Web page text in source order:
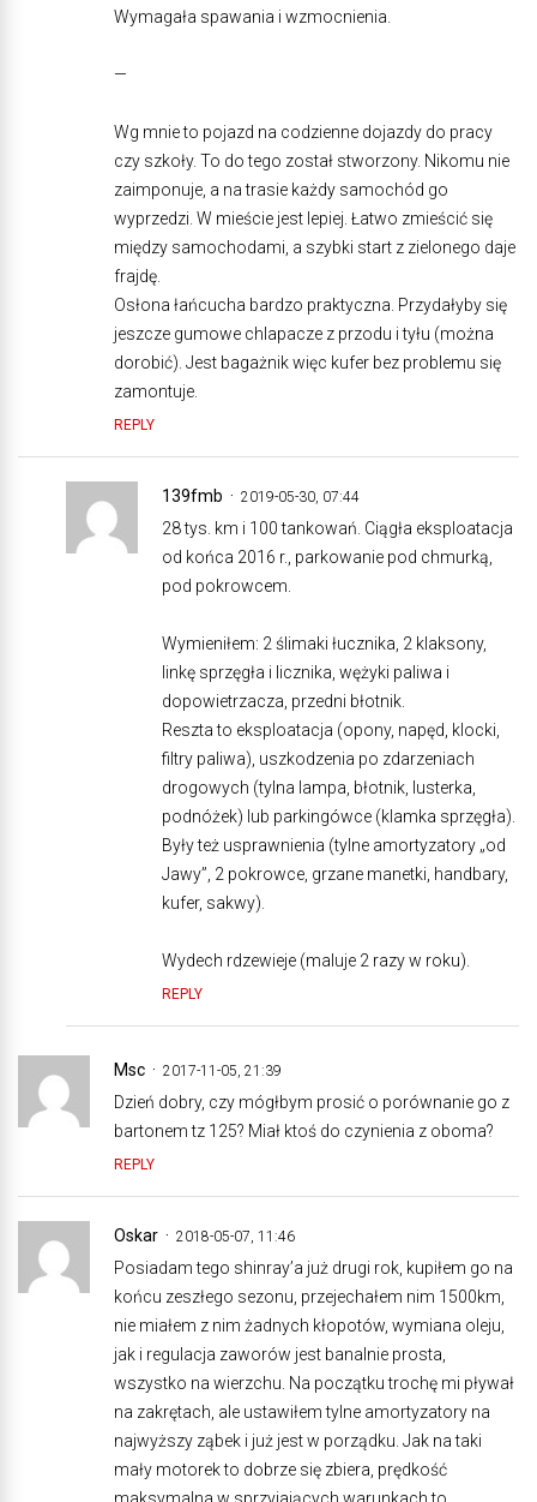
Wymagała spawania i wzmocnienia.
—
Wg mnie to pojazd na codzienne dojazdy do pracy
czy szkoły. To do tego został stworzony. Nikomu nie
zaimponuje, a na trasie każdy samochód go
wyprzedzi. W mieście jest lepiej. Łatwo zmieścić się
między samochodami, a szybki start z zielonego daje
frajdę.
Osłona łańcucha bardzo praktyczna. Przydałyby się
jeszcze gumowe chlapacze z przodu i tyłu (można
dorobić). Jest bagażnik więc kufer bez problemu się
zamontuje.
REPLY
139fmb 2019-05-30, 07:44
28 tys. km i 100 tankowań. Ciągła eksploatacja
od końca 2016 r., parkowanie pod chmurką,
pod pokrowcem.
Wymieniłem: 2 ślimaki łucznika, 2 klaksony,
linkę sprzęgła i licznika, wężyki paliwa i
dopowietrzacza, przedni błotnik.
Reszta to eksploatacja (opony, napęd, klocki,
filtry paliwa), uszkodzenia po zdarzeniach
drogowych (tylna lampa, błotnik, lusterka,
podnóżek) lub parkingówce (klamka sprzęgła).
Były też usprawnienia (tylne amortyzatory „od
Jawy”, 2 pokrowce, grzane manetki, handbary,
kufer, sakwy).
Wydech rdzewieje (maluje 2 razy w roku).
REPLY
Msc 2017-11-05, 21:39
Dzień dobry, czy mógłbym prosić o porównanie go z
bartonem tz 125? Miał ktoś do czynienia z oboma?
REPLY
Oskar 2018-05-07, 11:46
Posiadam tego shinray’a już drugi rok, kupiłem go na
końcu zeszłego sezonu, przejechałem nim 1500km,
nie miałem z nim żadnych kłopotów, wymiana oleju,
jak i regulacja zaworów jest banalnie prosta,
wszystko na wierzchu. Na początku trochę mi pływał
na zakrętach, ale ustawiłem tylne amortyzatory na
najwyższy ząbek i już jest w porządku. Jak na taki
mały motorek to dobrze się zbiera, prędkość